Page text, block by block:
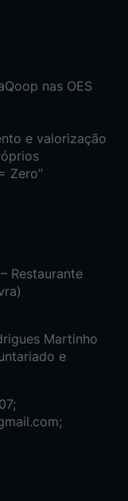
nas OES
e valorização
Zero”
Restaurante
Martinho
e